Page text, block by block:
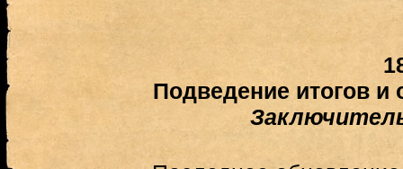
Подведение итогов и